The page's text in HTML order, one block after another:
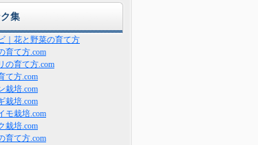
集
｜花と野菜の育て方
育て方.com
の育て方.com
て方.com
栽培.com
栽培.com
モ栽培.com
栽培.com
育て方.com